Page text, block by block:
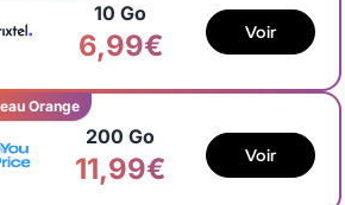
10 Go
6,99€ Voir
Orange
200 Go
11,99€ Voir